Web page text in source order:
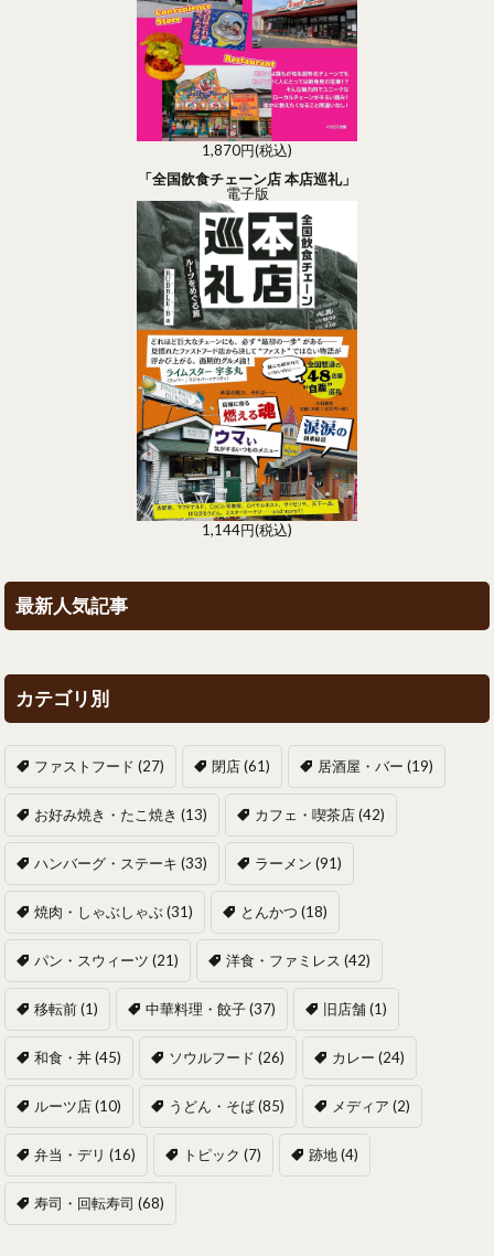
1,870円(税込)
「全国飲食チェーン店 本店巡礼」
電子版
1,144円(税込)
最新人気記事
カテゴリ別
ファストフード (27) 閉店(61) 居酒屋・バー (19)
お好み焼き・たこ焼き (13) カフェ・喫茶店(42)
ハンバーグ・ステーキ (33) ラーメン (91)
焼肉・しゃぶしゃぶ(31) とんかつ (18)
パン・スウィーツ (21) 洋食・ファミレス (42)
移転前(1) 中華料理・餃子(37) 旧店舗(1)
和食・丼(45) ソウルフード (26) カレー (24)
ルーツ店(10) うどん・そば(85) メディア (2)
弁当・デリ (16) トピック (7) 跡地(4)
寿司・回転寿司 (68)